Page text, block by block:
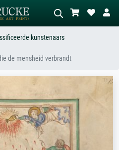
AI-beeldzoeker
weide, abstract met veel rood, donker
olieverfschilderij, staand naakt naast
een boom.
kunstenaars
de mensheid verbrandt